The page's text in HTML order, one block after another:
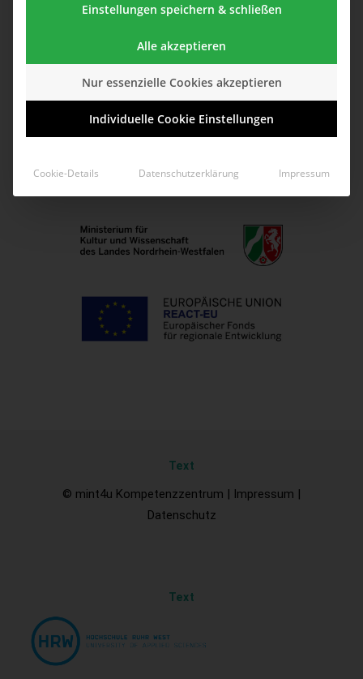
Text
© mint4u Kompetenzzentrum | Impressum |
Datenschutz
Text
Einstellungen speichern & schließen
Alle akzeptieren
Nur essenzielle Cookies akzeptieren
Individuelle Cookie Einstellungen
Cookie-Details Datenschutzerklärung Impressum